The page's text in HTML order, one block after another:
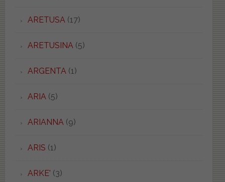
ARETUSA (17)
ARETUSINA (5)
ARGENTA (1)
ARIA (5)
ARIANNA (9)
ARIS (1)
ARKE' (3)